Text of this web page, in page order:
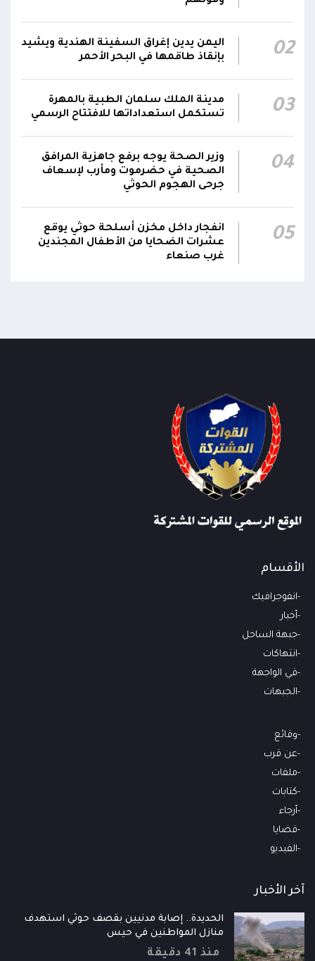
00:26
الفريق أول ركن طارق صالح يعزي في اتصالين
هاتفيين قائدي الفرقتين الأولى والثالثة طوارئ في
استشهاد عدد من الأبطال بالهجوم الحوثي الغادر
اللجنة الأمنية بحضرموت تدين هجوم مليشيا
الحوثي على القوات المسلحة وتؤكد استمرار
والاستقرار
23:05
جدد #المكتب_السياسي تمسكه بمواصلة النضال
واستعادة العاصمة صنعاء وإنهاء الانقلاب
02
اليمن يدين إغراق السفينة الهندية ويشيد
بإنقاذ طاقمها في البحر الأحمر
03
مدينة الملك سلمان الطبية بالمهرة
تستكمل استعداداتها للافتتاح الرسمي
04
وزير الصحة يوجه برفع جاهزية المرافق
الصحية في حضرموت ومأرب لإسعاف
جرحى الهجوم الحوثي
05
انفجار داخل مخزن أسلحة حوثي يوقع
عشرات الضحايا من الأطفال المجندين
غرب صنعاء
الأقسام
انفوجرافيك
أخبار
جبهة الساحل
انتهاكات
في الواجهة
الجبهات
وقائع
عن قرب
ملفات
كتابات
أرجاء
قضايا
الفيديو
آخر الأخبار
الحديدة.. إصابة مدنيين بقصف حوثي استهدف
منازل المواطنين في حيس
منذ 41 دقيقة